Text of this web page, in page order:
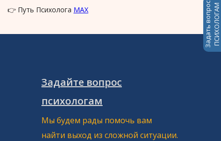
👉 Путь Психолога MAX Задать вопросПСИХОЛОГАМ
Задайте вопрос
психологам
Мы будем рады помочь вам
найти выход из сложной ситуации.